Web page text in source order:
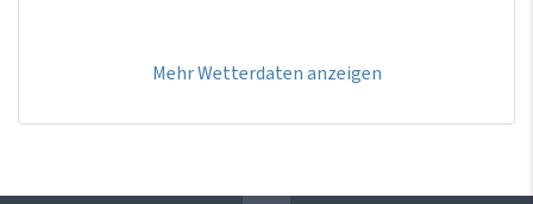
Mehr Wetterdaten anzeigen